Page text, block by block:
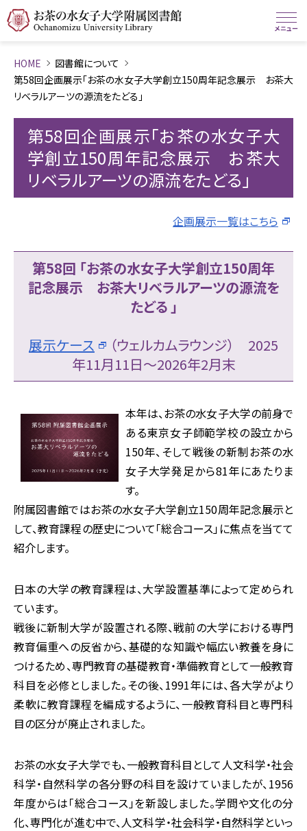
HOME
図書館について
第58回企画展示「お茶の水女子大学創立150周年記念展示 お茶大
リベラルアーツの源流をたどる」
第58回企画展示「お茶の水女子大
学創立150周年記念展示 お茶大
リベラルアーツの源流をたどる」
企画展示一覧はこちら
第58回 「お茶の水女子大学創立150周年
記念展示 お茶大リベラルアーツの源流を
たどる 」
展示ケース
（ウェルカムラウンジ） 2025
年11月11日～2026年2月末
本年は、お茶の水女子大学の前身で
ある東京女子師範学校の設立から
150年、そして戦後の新制お茶の水
女子大学発足から81年にあたりま
す。
附属図書館ではお茶の水女子大学創立150周年記念展示と
して、教育課程の歴史について「総合コース」に焦点を当てて
紹介します。
日本の大学の教育課程は、大学設置基準によって定められ
ています。
戦後に新制大学が設置される際、戦前の大学における専門
教育偏重への反省から、基礎的な知識や幅広い教養を身に
つけるため、専門教育の基礎教育・準備教育として一般教育
科目を必修としました。その後、1991年には、各大学がより
柔軟に教育課程を編成するように、一般教育科目と専門科
目の区分が廃止されました。
お茶の水女子大学でも、一般教育科目として人文科学・社会
科学・自然科学の各分野の科目を設けていましたが、1956
年度からは「総合コース」を新設しました。学問や文化の分
化、専門化が進む中で、人文科学・社会科学・自然科学といっ